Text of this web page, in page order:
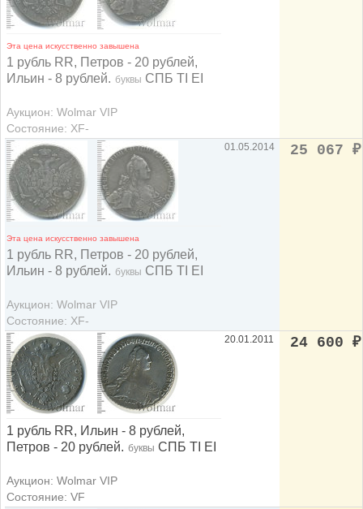
Эта цена искусственно завышена
1 рубль RR, Петров - 20 рублей,
Ильин - 8 рублей. буквы СПБ TI ЕI
Аукцион: Wolmar VIP
Состояние: XF-
Эта цена искусственно завышена
1 рубль RR, Петров - 20 рублей,
Ильин - 8 рублей. буквы СПБ TI ЕI
Аукцион: Wolmar VIP
Состояние: XF-
01.05.2014 25 067 ₽
1 рубль RR, Ильин - 8 рублей,
Петров - 20 рублей. буквы СПБ TI ЕI
Аукцион: Wolmar VIP
Состояние: VF
20.01.2011 24 600 ₽